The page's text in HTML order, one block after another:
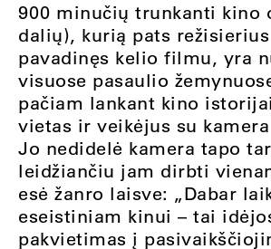
900 minučių trunkanti kino
dalių), kurią pats
pavadinęs kelio filmu, yra
visuose pasaulio
pačiam lankant kino
vietas ir veikėjus su
Jo nedidelė kamera tapo
leidžiančiu jam dirbti
esė žanro laisve: „Dabar
eseistiniam kinui – tai
pakvietimas į